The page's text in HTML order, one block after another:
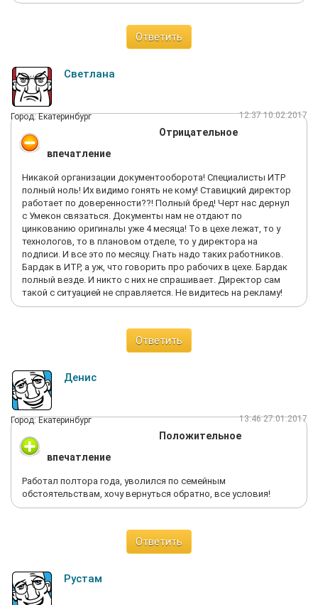
пускаем, чтоб бес не попутал, в чем проблема. Заезжаешь
Хочешь отпроситься на ночь у всех замов подписать и иди
часа на 4 отпустим. Иначе ни как, что плохого. А вы все
больше достается (не з/п), а люлей за то, что плохо следим.
Все все прекрасно знают, как живется на Умеконе особенно
заводоуправлению. Так, что не нойте. Самое быстрое
увольнение было при мне, человек 2 часа устраивался
Изимовна его мурыжила, он дошел до общаги глянул и потом
пол дня увольнялся. Мы не выпускали, пока все не
подписали. Идиотизм я знаю, но так то охрана тоже люди
подневольные. Написал не знаю, что там с мужиками будет,
думаю две смены бесплатно поробили,
но служебную инфо не раскрыл, просто жалко работяг да и
офисных под одним богом ходят Юрий Алексеевичем и матом
кроет, и не увольняет (некоторых). Но он царь, вот и пляшут
все. Я не смог.
Ответить
Светлана
Город: Екатеринбург 12:37 10.02.2017
Отрицательное
впечатление
Никакой организации документооборота! Специалисты ИТР
полный ноль! Их видимо гонять не кому! Ставицкий директор
работает по доверенности??! Полный бред! Черт нас дернул
с Умекон связаться. Документы нам не отдают по
цинкованию оригиналы уже 4 месяца! То в цехе лежат, то у
технологов, то в плановом отделе, то у директора на
подписи. И все это по месяцу. Гнать надо таких работников.
Бардак в ИТР, а уж, что говорить про рабочих в цехе. Бардак
полный везде. И никто с них не спрашивает. Директор сам
такой с ситуацией не справляется. Не видитесь на рекламу!
Ответить
Денис
Город: Екатеринбург 13:46 27.01.2017
Положительное
впечатление
Работал полтора года, уволился по семейным
обстоятельствам, хочу вернуться обратно, все условия!
Ответить
Рустам